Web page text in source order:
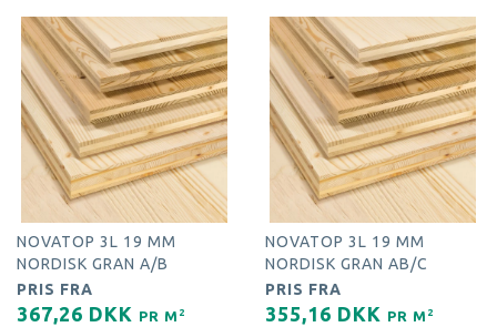
NOVATOP 3L 19 MM
NORDISK GRAN A/B
PRIS FRA
367,26 DKK PR M 2
NOVATOP 3L 19 MM
NORDISK GRAN AB/C
PRIS FRA
355,16 DKK PR M 2